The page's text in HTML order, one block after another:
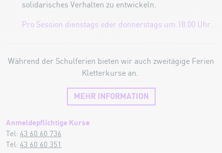
solidarisches Verhalten zu entwickeln.
Pro Session dienstags oder donnerstags um 18.00 Uhr.
Während der Schulferien bieten wir auch zweitägige Ferien
Kletterkurse an.
MEHR INFORMATION
Anmeldepflichtige Kurse
Tel: 43 60 60 736
Tel: 43 60 60 351